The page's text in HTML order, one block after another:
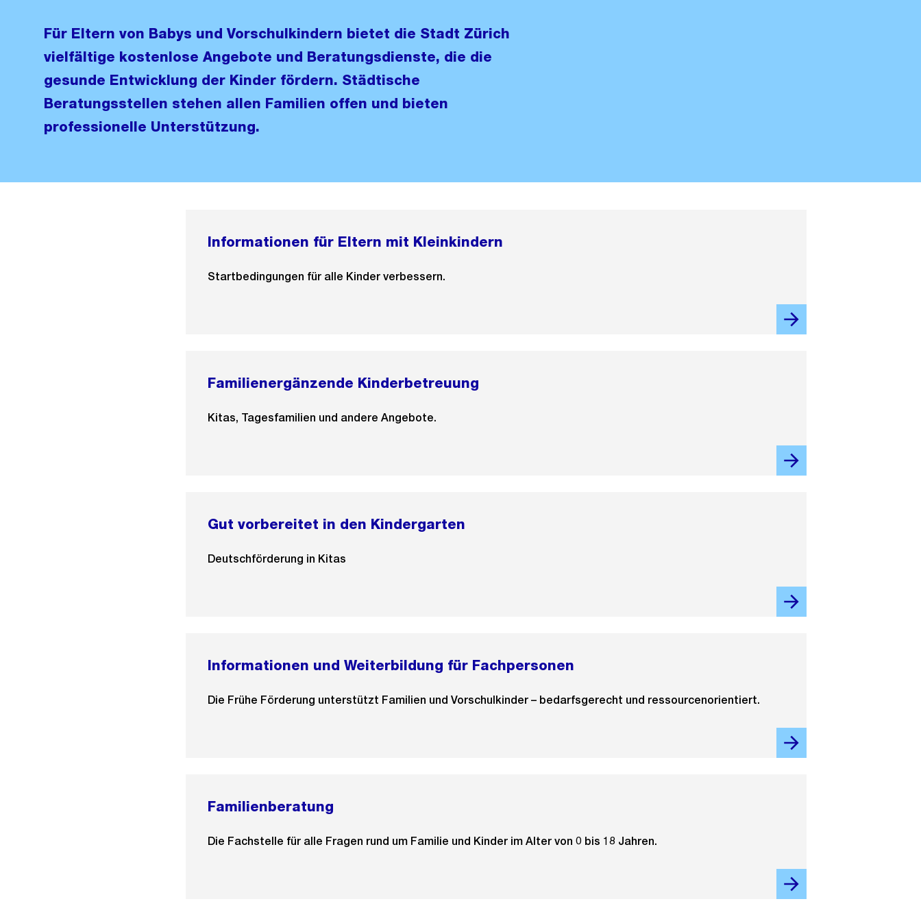
Für Eltern von Babys und Vorschulkindern bietet die Stadt Zürich
vielfältige kostenlose Angebote und Beratungsdienste, die die
gesunde Entwicklung der Kinder fördern. Städtische
Beratungsstellen stehen allen Familien offen und bieten
professionelle Unterstützung.
Informationen für Eltern mit Kleinkindern
Startbedingungen für alle Kinder verbessern.
Familienergänzende Kinderbetreuung
Kitas, Tagesfamilien und andere Angebote.
Gut vorbereitet in den Kindergarten
Deutschförderung in Kitas
Informationen und Weiterbildung für Fachpersonen
Die Frühe Förderung unterstützt Familien und Vorschulkinder – bedarfsgerecht und ressourcenorientiert.
Familienberatung
Die Fachstelle für alle Fragen rund um Familie und Kinder im Alter von 0 bis 18 Jahren.